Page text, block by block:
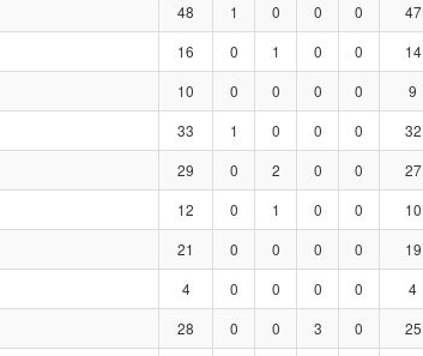
48 1 0 0 0 47
16 0 1 0 0 14
10 0 0 0 0 9
33 1 0 0 0 32
29 0 2 0 0 27
12 0 1 0 0 10
21 0 0 0 0 19
4 0 0 0 0 4
28 0 0 3 0 25